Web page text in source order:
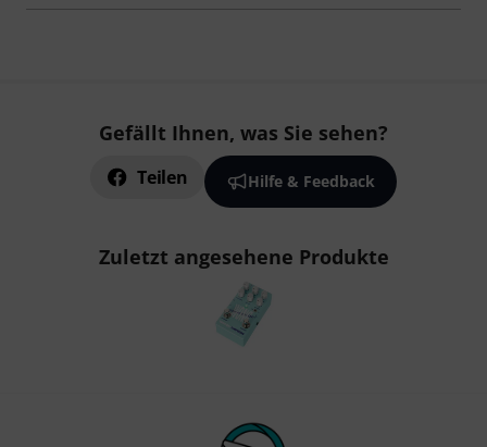
Gefällt Ihnen, was Sie sehen?
Teilen Hilfe & Feedback
Zuletzt angesehene Produkte